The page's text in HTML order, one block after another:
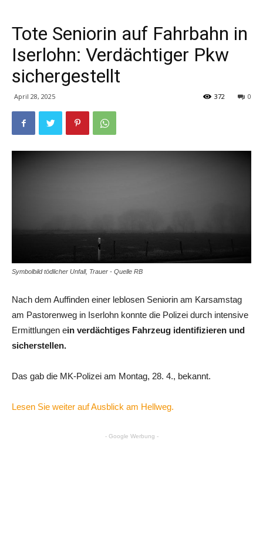
Tote Seniorin auf Fahrbahn in
Iserlohn: Verdächtiger Pkw
sichergestellt
April 28, 2025 0
372
Symbolbild tödlicher Unfall, Trauer - Quelle RB
Nach dem Auffinden einer leblosen Seniorin am Karsamstag
am Pastorenweg in Iserlohn konnte die Polizei durch intensive
Ermittlungen ein verdächtiges Fahrzeug identifizieren und
sicherstellen.
Das gab die MK-Polizei am Montag, 28. 4., bekannt.
Lesen Sie weiter auf Ausblick am Hellweg.
- Google Werbung -